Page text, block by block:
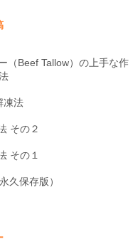
（Beef Tallow）の上手な作
凍法
その２
その１
久保存版）